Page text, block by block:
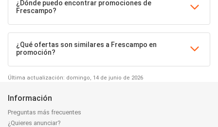
¿Dónde puedo encontrar promociones de
Frescampo?
¿Qué ofertas son similares a Frescampo en
promoción?
Última actualización: domingo, 14 de junio de 2026
Información
Preguntas más frecuentes
¿Quieres anunciar?